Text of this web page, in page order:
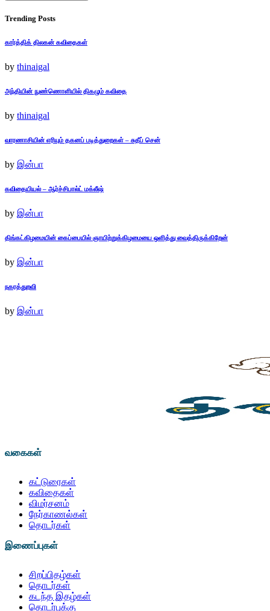
Trending Posts
கார்த்திக் திலகன் கவிதைகள்
by thinaigal
அந்தியின் நுண்ணொளியில் திகழும் கவிதை
by thinaigal
வாரணாசியின் எரியும் தகனப் படித்துறைகள் – சுதீப் சென்
by இன்பா
கவிதையியல் – ஆர்ச்சிபால்ட் மக்லீஷ்
by இன்பா
திங்கட்கிழமையின் கைப்பையில் ஞாயிற்றுக்கிழமையை ஒளித்து வைத்திருக்கிறேன்
by இன்பா
நகரத்துறவி
by இன்பா
வகைகள்
கட்டுரைகள்
கவிதைகள்
விமர்சனம்
நேர்காணல்கள்
தொடர்கள்
இணைப்புகள்
சிறப்பிதழ்கள்
தொடர்கள்
கடந்த இதழ்கள்
தொடர்புக்கு